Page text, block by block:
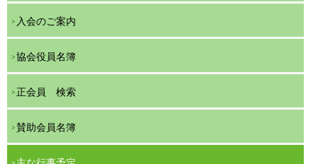
入会のご案内
協会役員名簿
正会員 検索
賛助会員名簿